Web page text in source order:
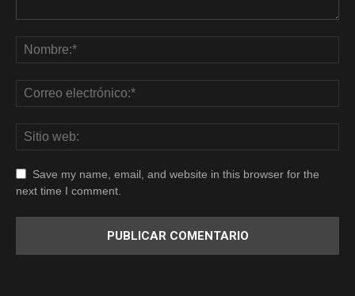
Save my name, email, and website in this browser for the
next time I comment.